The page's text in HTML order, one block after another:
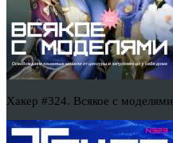
Хакер #324. Всякое с моделями